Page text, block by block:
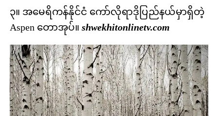
၃။ အမေရိကန်နိုင်ငံ ကော်လိုရာဒိုပြည်နယ်မှာရှိတဲ့
Aspen တောအုပ်။ shwekhitonlinetv.com